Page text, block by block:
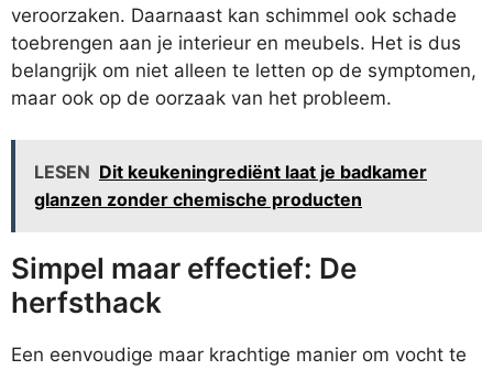
veroorzaken. Daarnaast kan schimmel ook schade
toebrengen aan je interieur en meubels. Het is dus
belangrijk om niet alleen te letten op de symptomen,
maar ook op de oorzaak van het probleem.
LESEN Dit keukeningrediënt laat je badkamer
glanzen zonder chemische producten
Simpel maar effectief: De
herfsthack
Een eenvoudige maar krachtige manier om vocht te